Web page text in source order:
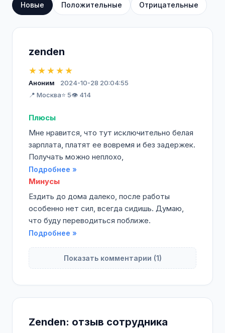
Новые Положительные Отрицательные
zenden
★★★★★
Аноним
2024-10-28 20:04:55
📍 Москва⭐ 5👁️ 414
Плюсы
Мне нравится, что тут исключительно белая
зарплата, платят ее вовремя и без задержек.
Получать можно неплохо,
Подробнее »
Минусы
Ездить до дома далеко, после работы
особенно нет сил, всегда сидишь. Думаю,
что буду переводиться поближе.
Подробнее »
Показать комментарии (1)
Zenden: отзыв сотрудника